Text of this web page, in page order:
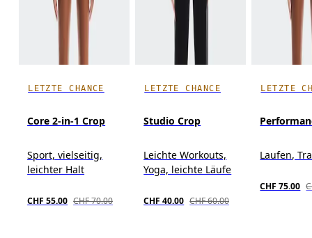
LETZTE CHANCE
Core 2-in-1 Crop
Sport, vielseitig,
leichter Halt
CHF 55.00 CHF 70.00
LETZTE CHANCE
Studio Crop
Leichte Workouts,
Yoga, leichte Läufe
CHF 40.00 CHF 60.00
LETZTE
Laufen,
CHF 75.00